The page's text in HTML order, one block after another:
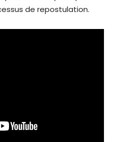
de repostulation.